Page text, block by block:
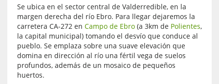
Se ubica en el sector central de Valderredible, en la
margen derecha del río Ebro. Para llegar dejaremos la
carretera CA-272 en Campo de Ebro (a 3km de Polientes,
la capital municipal) tomando el desvío que conduce al
pueblo. Se emplaza sobre una suave elevación que
domina en dirección al río una fértil vega de suelos
profundos, además de un mosaico de pequeños
huertos.